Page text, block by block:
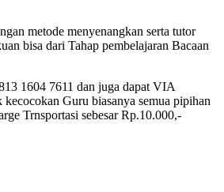
metode menyenangkan serta tutor
bisa dari Tahap pembelajaran Bacaan
1604 7611 dan juga dapat VIA
Guru biasanya semua pipihan
Trnsportasi sebesar Rp.10.000,-